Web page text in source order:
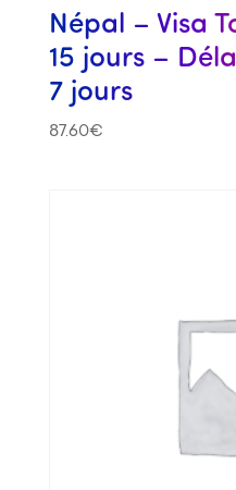
Népal – Visa
15 jours –
7 jours
87.60€